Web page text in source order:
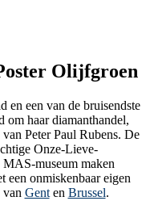
Olijfgroen
en een van de bruisendste
om haar diamanthandel,
Peter Paul Rubens. De
Onze-Lieve-
museum maken
een onmiskenbaar eigen
van Genten Brussel.